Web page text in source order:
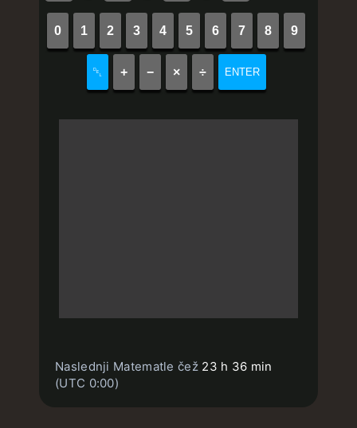
0 1 2 3 4 5 6 7 8 9
␡ + − × ÷ ENTER
Naslednji Matematle čež 23 h 36 min
(UTC 0:00)